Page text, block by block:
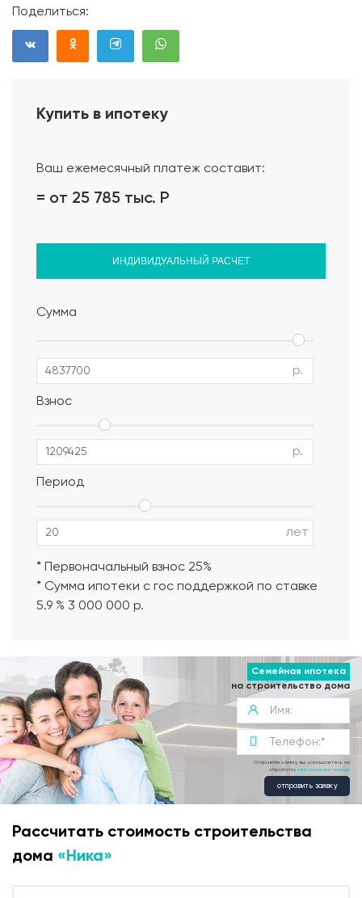
Проект дома
Альбом АР, КР, ИР
Поделиться:
Купить в ипотеку
Ваш ежемесячный платеж составит:
= от 25 785 тыс. Р
ИНДИВИДУАЛЬНЫЙ РАСЧЕТ
Сумма
р.
Взнос
р.
Период
лет
* Первоначальный взнос 25%
* Сумма ипотеки с гос поддержкой по ставке
5.9 % 3 000 000 р.
Семейная ипотека
на строительство дома
Отправляя заявку, вы соглашаетесь на
обработку персональных данных
отправить заявку
Рассчитать стоимость строительства
дома «Ника»